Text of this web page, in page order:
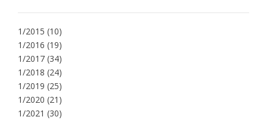
1/2015 (10)
1/2016 (19)
1/2017 (34)
1/2018 (24)
1/2019 (25)
1/2020 (21)
1/2021 (30)